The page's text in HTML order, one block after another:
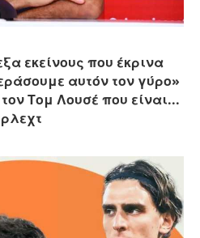
εκείνους που έκρινα
αυτόν τον γύρο»
Τομ Λουσέ που είναι...